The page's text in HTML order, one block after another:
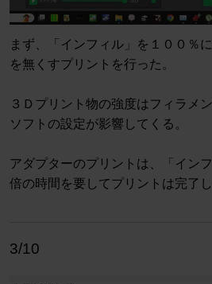
まず、「インフィル」を１００％
を無くすプリントを行った。
３Ｄプリント物の強度はフィラメ
ソフトの設定が影響してくる。
アダプターのプリントは、「イン
倍の時間を要してプリントは完了し
3/10